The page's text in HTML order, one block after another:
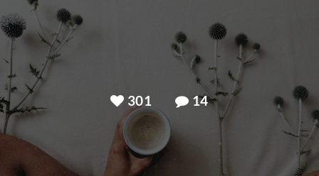
301 14